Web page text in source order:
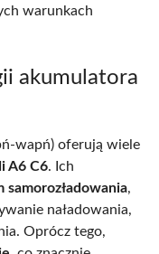
warunkach
akumulatora
wapń) oferują wiele
A6 C6. Ich
samorozładowania,
naładowania,
Oprócz tego,